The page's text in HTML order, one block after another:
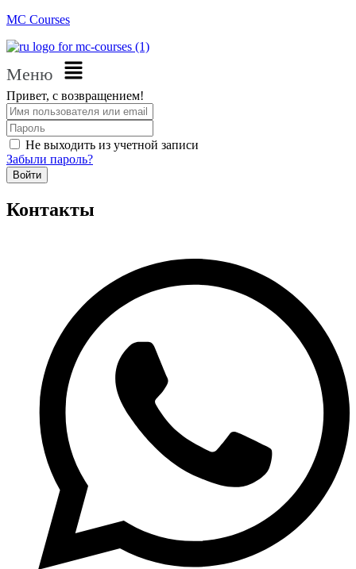
MC Courses
Меню
Привет, с возвращением!
Не выходить из учетной записи
Забыли пароль?
Войти
Контакты